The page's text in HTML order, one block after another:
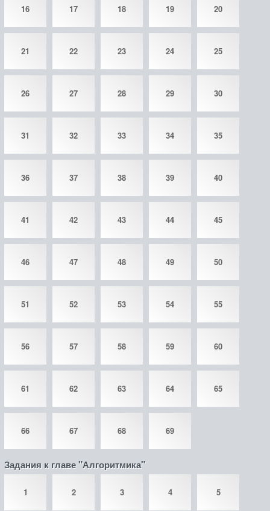
16 17 18 19 20
21 22 23 24 25
26 27 28 29 30
31 32 33 34 35
36 37 38 39 40
41 42 43 44 45
46 47 48 49 50
51 52 53 54 55
56 57 58 59 60
61 62 63 64 65
66 67 68 69
Задания к главе "Алгоритмика"
1 2 3 4 5